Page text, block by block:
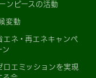
ンピースの活動
変動
エネ・再エネキャンペ
ン
ロエミッションを実現